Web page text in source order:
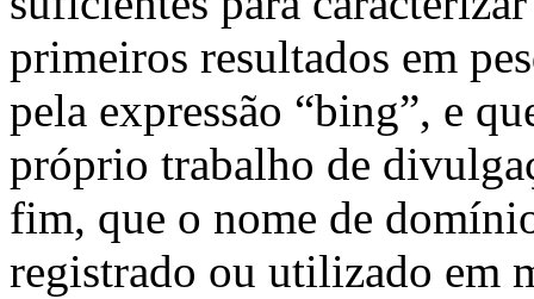
primeiros resultados em
pela expressão “bing”, e
próprio trabalho de
fim, que o nome de
registrado ou utilizado em